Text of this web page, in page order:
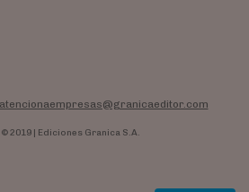
atencionaempresas@granicaeditor.com
2019 | Ediciones Granica S.A.